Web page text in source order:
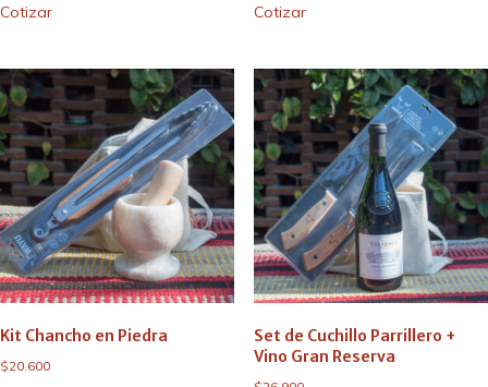
Cotizar Cotizar
Kit Chancho en Piedra
$20.600
Set de Cuchillo Parrillero +
Vino Gran Reserva